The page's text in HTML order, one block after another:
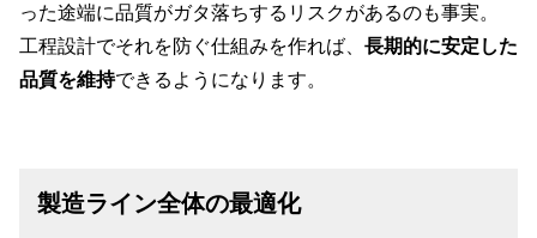
った途端に品質がガタ落ちするリスクがあるのも事実。
工程設計でそれを防ぐ仕組みを作れば、 長期的に安定した
品質を維持できるようになります。
製造ライン全体の最適化